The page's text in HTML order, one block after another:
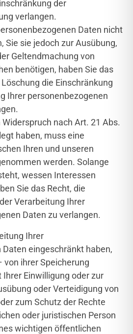
der
verlangen.
Daten nicht
Sie sie jedoch zur Ausübung,
Geltendmachung von
benötigen, haben Sie das
die Einschränkung
Ihrer personenbezogenen
nach Art. 21 Abs.
haben, muss eine
Ihren und unseren
werden. Solange
wessen Interessen
Sie das Recht, die
Verarbeitung Ihrer
Daten zu verlangen.
Ihrer
eingeschränkt haben,
von ihrer Speicherung
Einwilligung oder zur
oder Verteidigung von
zum Schutz der Rechte
oder juristischen Person
wichtigen öffentlichen